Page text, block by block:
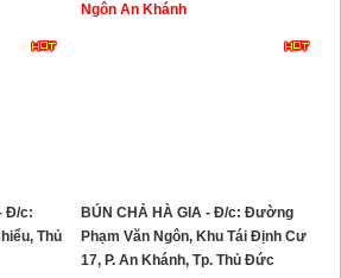
Đ/c:
Thủ
Ngôn An Khánh
BÚN CHẢ HÀ GIA - Đ/c: Đường
Phạm Văn Ngôn, Khu Tái Định Cư
17, P. An Khánh, Tp. Thủ Đức